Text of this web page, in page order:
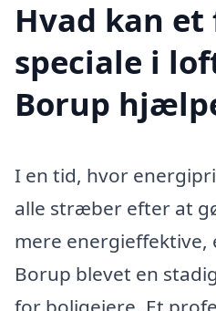
Hvad kan
speciale i
Borup
I en tid, hvor
alle stræber efter at
mere energieffektive,
Borup blevet en